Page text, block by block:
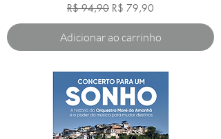
Preço normal
R$ 94,90 Preço promocional
R$ 79,90
Adicionar ao carrinho